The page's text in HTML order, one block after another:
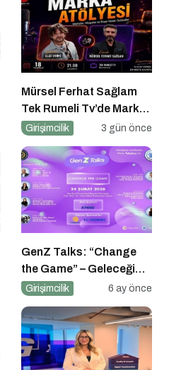
Mürsel Ferhat Sağlam
Tek Rumeli Tv’de Marka
Atölyesi Programına
Girişimcilik 3 gün önce
GenZ Talks: “Change
the Game” – Geleceği
Tasarlayanlar Sahne
Girişimcilik 6 ay önce